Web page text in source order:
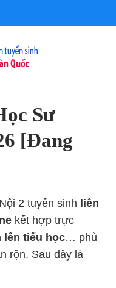
Sư
[Đang
2 tuyển sinh
liên
kết hợp trực
lên tiểu học… phù
rộn. Sau đây là